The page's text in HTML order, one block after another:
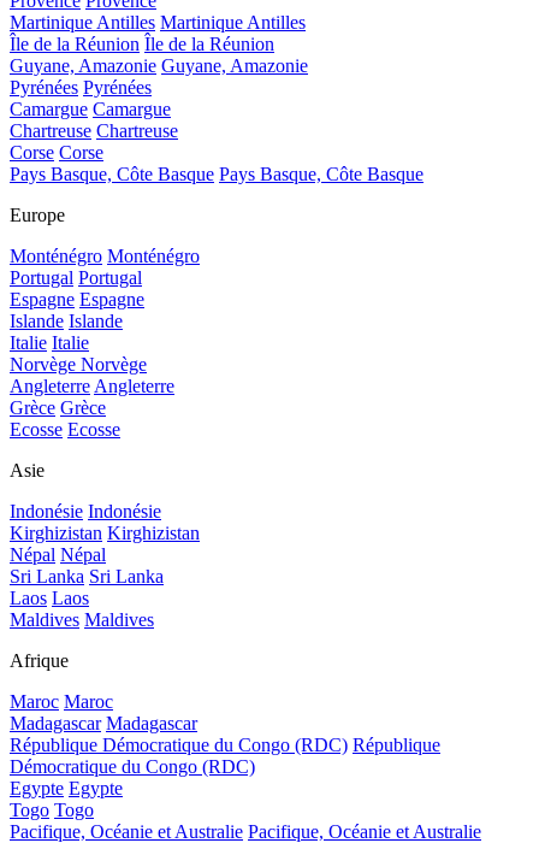
Martinique Antilles Martinique Antilles
Île de la Réunion Île de la Réunion
Guyane, Amazonie Guyane, Amazonie
Pyrénées Pyrénées
Camargue Camargue
Chartreuse Chartreuse
Corse Corse
Pays Basque, Côte Basque Pays Basque, Côte Basque
Europe
Monténégro Monténégro
Portugal Portugal
Espagne Espagne
Islande Islande
Italie Italie
Norvège Norvège
Angleterre Angleterre
Grèce Grèce
Ecosse Ecosse
Asie
Indonésie Indonésie
Kirghizistan Kirghizistan
Népal Népal
Sri Lanka Sri Lanka
Laos Laos
Maldives Maldives
Afrique
Maroc Maroc
Madagascar Madagascar
République Démocratique du Congo (RDC) République
Démocratique du Congo (RDC)
Egypte Egypte
Togo Togo
Pacifique, Océanie et Australie Pacifique, Océanie et Australie